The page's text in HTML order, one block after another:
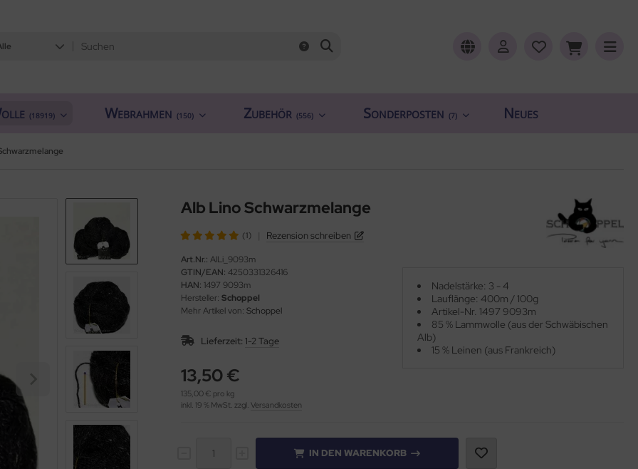
(18919) Webrahmen (150) Zubehör (556) Sonderposten (7) Neues
Alb Lino Schwarzmelange
(1) Rezension schreiben
Art.Nr.: AlLi_9093m
GTIN/EAN: 4250331326416
HAN: 1497 9093m
Hersteller: Schoppel
Mehr Artikel von: Schoppel
Lieferzeit: 1-2 Tage
13,50 €
135,00 € pro kg
inkl. 19 % MwSt. zzgl. Versandkosten
Nadelstärke: 3 - 4
Lauflänge: 400m / 100g
Artikel-Nr. 1497 9093m
85 % Lammwolle (aus der Schwäbischen
Alb)
15 % Leinen (aus Frankreich)
IN DEN WARENKORB